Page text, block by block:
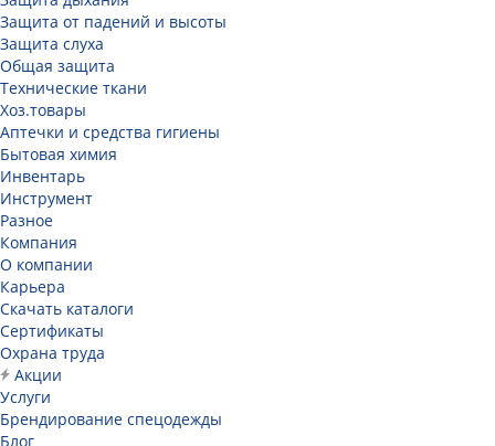
Защита от падений и высоты
Защита слуха
Общая защита
Технические ткани
Хоз.товары
Аптечки и средства гигиены
Бытовая химия
Инвентарь
Инструмент
Разное
Компания
О компании
Карьера
Cкачать каталоги
Сертификаты
Охрана труда
Акции
Услуги
Брендирование спецодежды
Блог